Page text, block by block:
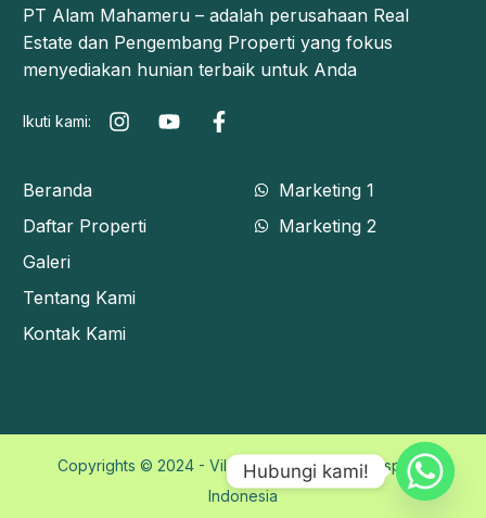
PT Alam Mahameru – adalah perusahaan Real
Estate dan Pengembang Properti yang fokus
menyediakan hunian terbaik untuk Anda
Ikuti kami:
Beranda
Daftar Properti
Galeri
Tentang Kami
Kontak Kami
Marketing 1
Marketing 2
Copyrights © 2024 - Vila Bukit Tidar by Codespace
Indonesia
Hubungi kami!